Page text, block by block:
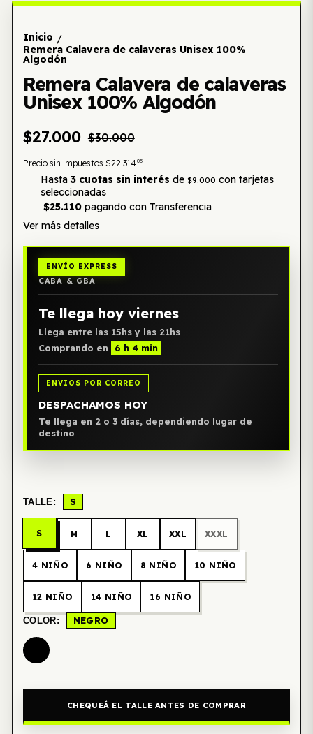
Inicio /
Remera Calavera de calaveras Unisex 100%
Algodón
Remera Calavera de calaveras
Unisex 100% Algodón
$27.000 $30.000
Precio sin impuestos $22.31405
Hasta 3 cuotas sin interés de $9.000 con tarjetas
seleccionadas
$25.110pagando con Transferencia
Ver más detalles
ENVÍO EXPRESS
CABA & GBA
Te llega hoy viernes
Llega entre las 15hs y las 21hs
Comprando en
6 h 4 min
ENVIOS POR CORREO
DESPACHAMOS HOY
Te llega en 2 o 3 días, dependiendo lugar de
destino
TALLE: S
S M L XL XXL XXXL
4 NIÑO 6 NIÑO 8 NIÑO 10 NIÑO
12 NIÑO 14 NIÑO 16 NIÑO
COLOR: NEGRO
CHEQUEÁ EL TALLE ANTES DE COMPRAR